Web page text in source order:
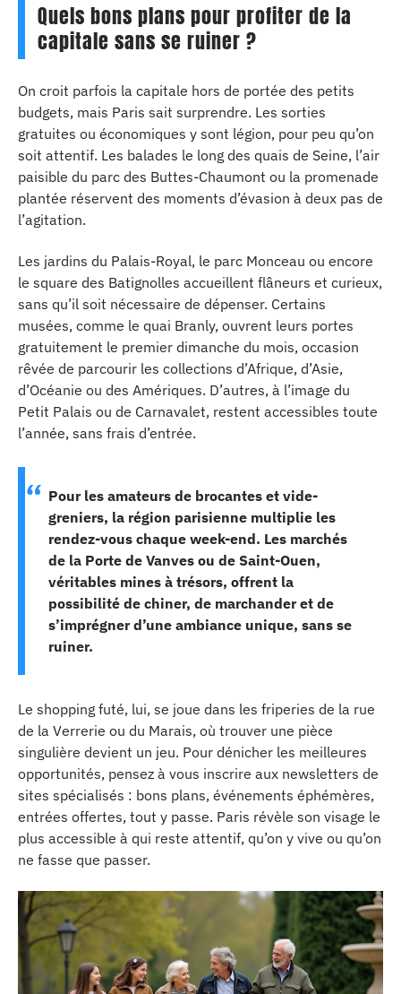
Quels bons plans pour profiter de la
capitale sans se ruiner ?
On croit parfois la capitale hors de portée des petits
budgets, mais Paris sait surprendre. Les sorties
gratuites ou économiques y sont légion, pour peu qu’on
soit attentif. Les balades le long des quais de Seine, l’air
paisible du parc des Buttes-Chaumont ou la promenade
plantée réservent des moments d’évasion à deux pas de
l’agitation.
Les jardins du Palais-Royal, le parc Monceau ou encore
le square des Batignolles accueillent flâneurs et curieux,
sans qu’il soit nécessaire de dépenser. Certains
musées, comme le quai Branly, ouvrent leurs portes
gratuitement le premier dimanche du mois, occasion
rêvée de parcourir les collections d’Afrique, d’Asie,
d’Océanie ou des Amériques. D’autres, à l’image du
Petit Palais ou de Carnavalet, restent accessibles toute
l’année, sans frais d’entrée.
Pour les amateurs de brocantes et vide-
greniers, la région parisienne multiplie les
rendez-vous chaque week-end. Les marchés
de la Porte de Vanves ou de Saint-Ouen,
véritables mines à trésors, offrent la
possibilité de chiner, de marchander et de
s’imprégner d’une ambiance unique, sans se
ruiner.
Le shopping futé, lui, se joue dans les friperies de la rue
de la Verrerie ou du Marais, où trouver une pièce
singulière devient un jeu. Pour dénicher les meilleures
opportunités, pensez à vous inscrire aux newsletters de
sites spécialisés : bons plans, événements éphémères,
entrées offertes, tout y passe. Paris révèle son visage le
plus accessible à qui reste attentif, qu’on y vive ou qu’on
ne fasse que passer.